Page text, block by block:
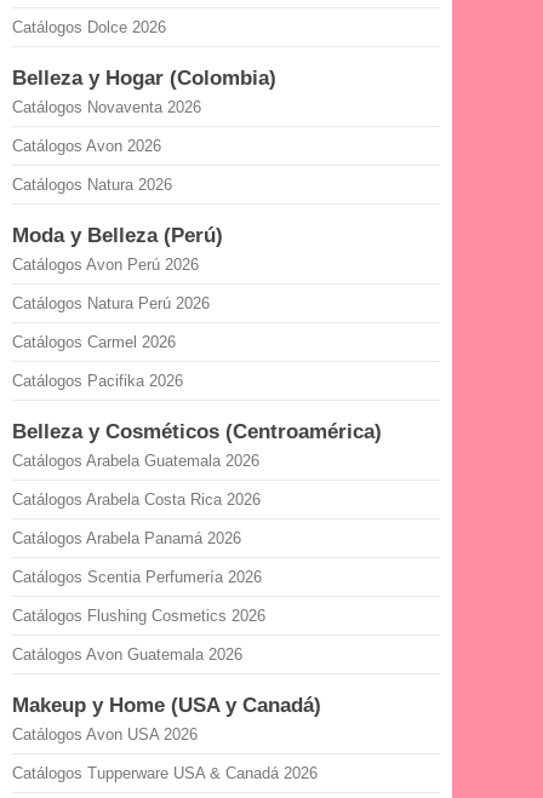
Catálogos Dolce 2026
Belleza y Hogar (Colombia)
Catálogos Novaventa 2026
Catálogos Avon 2026
Catálogos Natura 2026
Moda y Belleza (Perú)
Catálogos Avon Perú 2026
Catálogos Natura Perú 2026
Catálogos Carmel 2026
Catálogos Pacifika 2026
Belleza y Cosméticos (Centroamérica)
Catálogos Arabela Guatemala 2026
Catálogos Arabela Costa Rica 2026
Catálogos Arabela Panamá 2026
Catálogos Scentia Perfumería 2026
Catálogos Flushing Cosmetics 2026
Catálogos Avon Guatemala 2026
Makeup y Home (USA y Canadá)
Catálogos Avon USA 2026
Catálogos Tupperware USA & Canadá 2026